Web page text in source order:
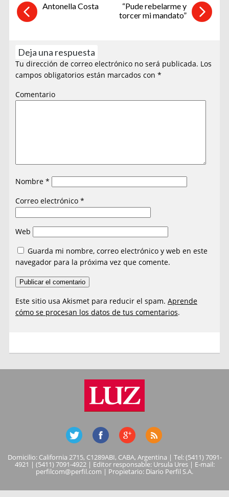
Antonella Costa
“Pude rebelarme y
torcer mi mandato”
Deja una respuesta
Tu dirección de correo electrónico no será publicada. Los
campos obligatorios están marcados con*
Comentario
Nombre*
Correo electrónico*
Web
Guarda mi nombre, correo electrónico y web en este
navegador para la próxima vez que comente.
Este sitio usa Akismet para reducir el spam.Aprende
cómo se procesan los datos de tus comentarios.
Domicilio: California 2715, C1289ABI, CABA, Argentina | Tel: (5411) 7091-
4921 | (5411) 7091-4922 | Editor responsable: Ursula Ures | E-mail:
perfilcom@perfil.com | Propietario: Diario Perfil S.A.